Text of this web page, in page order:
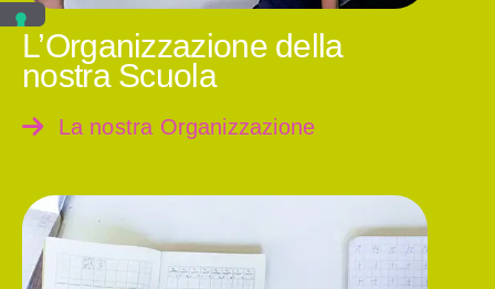
L’Organizzazione della
nostra Scuola
La nostra Organizzazione